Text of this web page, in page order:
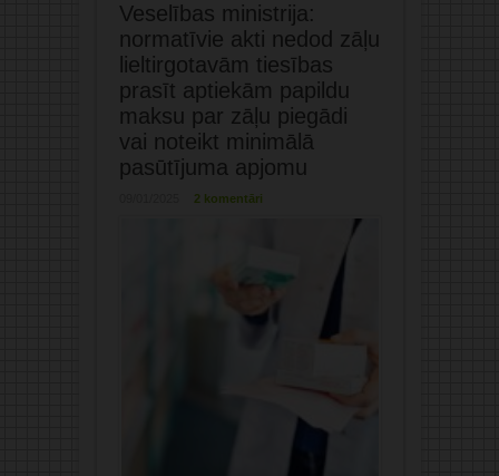
Veselības ministrija:
normatīvie akti nedod zāļu
lieltirgotavām tiesības
prasīt aptiekām papildu
maksu par zāļu piegādi
vai noteikt minimālā
pasūtījuma apjomu
2 komentāri